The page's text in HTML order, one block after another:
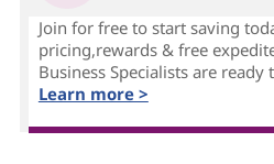
Join for free to start saving
pricing,rewards & free
Business Specialists are ready
Learn more >